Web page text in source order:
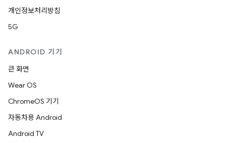
개인정보처리방침
5G
ANDROID 기기
큰 화면
Wear OS
ChromeOS 기기
자동차용 Android
Android TV